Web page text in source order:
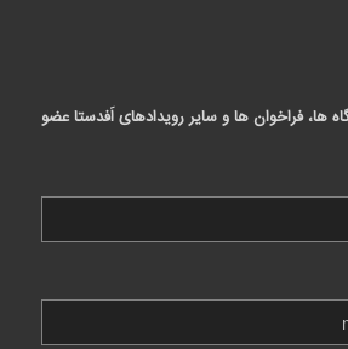
ها، فراخوان ها و سایر رویدادهای اَفدستا عضو